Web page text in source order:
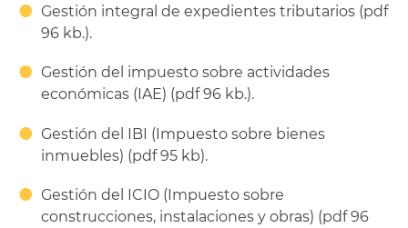
Gestión integral de expedientes tributarios (pdf
96 kb.).
Gestión del impuesto sobre actividades
económicas (IAE) (pdf 96 kb.).
Gestión del IBI (Impuesto sobre bienes
inmuebles) (pdf 95 kb).
Gestión del ICIO (Impuesto sobre
construcciones, instalaciones y obras) (pdf 96